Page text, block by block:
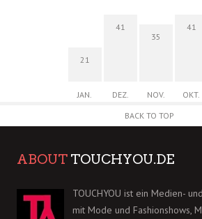
21
JAN.
41
DEZ.
35
NOV.
41
OKT.
BACK TO TOP
ABOUT TOUCHYOU.DE
TOUCHYOU ist ein Medien-
mit Mode und Fashionshows,